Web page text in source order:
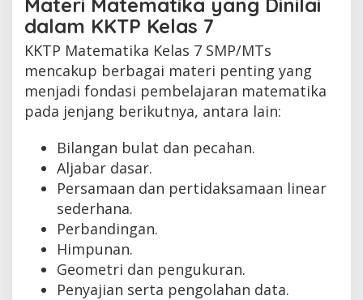
dalam KKTP Kelas 7
KKTP Matematika Kelas 7 SMP/MTs
mencakup berbagai materi penting yang
menjadi fondasi pembelajaran matematika
pada jenjang berikutnya, antara lain:
Bilangan bulat dan pecahan.
Aljabar dasar.
Persamaan dan pertidaksamaan linear
sederhana.
Perbandingan.
Himpunan.
Geometri dan pengukuran.
Penyajian serta pengolahan data.